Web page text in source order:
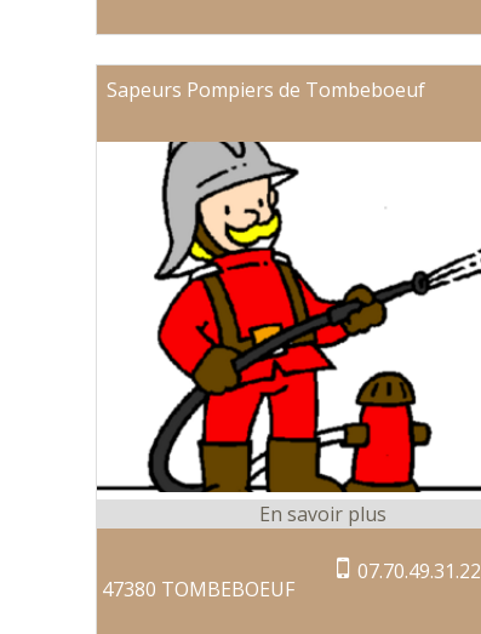
Sapeurs Pompiers de Tombeboeuf
47380 TOMBEBOEUF
07.70.49.31.22